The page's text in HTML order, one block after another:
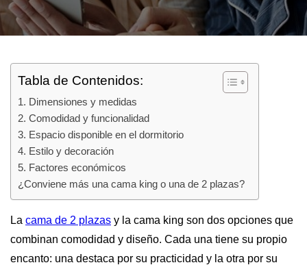
Tabla de Contenidos:
1. Dimensiones y medidas
2. Comodidad y funcionalidad
3. Espacio disponible en el dormitorio
4. Estilo y decoración
5. Factores económicos
¿Conviene más una cama king o una de 2 plazas?
La cama de 2 plazas y la cama king son dos opciones que
combinan comodidad y diseño. Cada una tiene su propio
encanto: una destaca por su practicidad y la otra por su